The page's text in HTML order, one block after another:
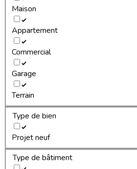
Maison
Appartement
Commercial
Garage
Terrain
Type de bien
Projet neuf
Type de bâtiment